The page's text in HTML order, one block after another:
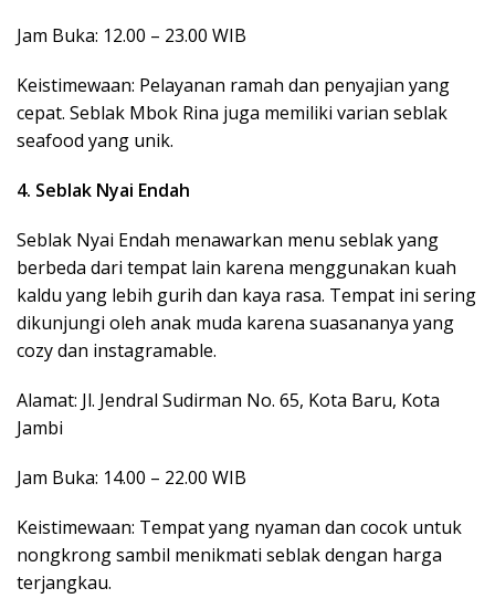
Jam Buka: 12.00 – 23.00 WIB
Keistimewaan: Pelayanan ramah dan penyajian yang
cepat. Seblak Mbok Rina juga memiliki varian seblak
seafood yang unik.
4. Seblak Nyai Endah
Seblak Nyai Endah menawarkan menu seblak yang
berbeda dari tempat lain karena menggunakan kuah
kaldu yang lebih gurih dan kaya rasa. Tempat ini sering
dikunjungi oleh anak muda karena suasananya yang
cozy dan instagramable.
Alamat: Jl. Jendral Sudirman No. 65, Kota Baru, Kota
Jambi
Jam Buka: 14.00 – 22.00 WIB
Keistimewaan: Tempat yang nyaman dan cocok untuk
nongkrong sambil menikmati seblak dengan harga
terjangkau.